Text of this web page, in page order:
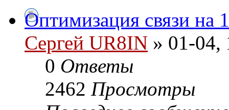
Оптимизация связи на
Сергей UR8IN » 01-04,
0 Ответы
2462 Просмотры